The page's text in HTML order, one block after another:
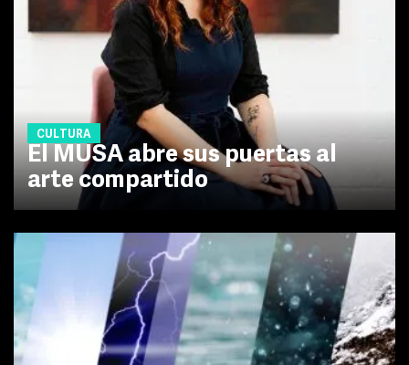
CULTURA
El MUSA abre sus puertas al
arte compartido